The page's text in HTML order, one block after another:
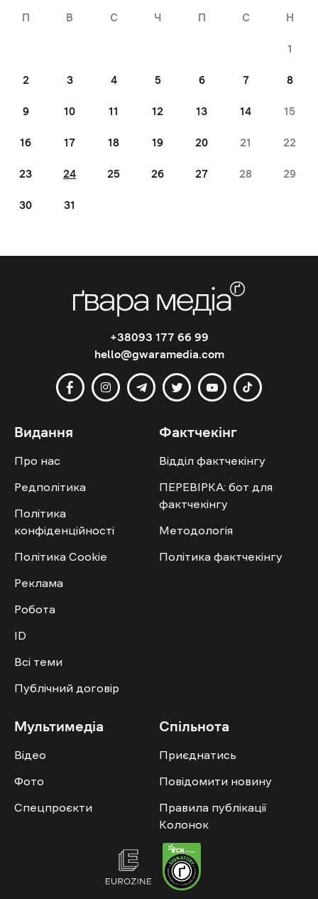
П В С Ч П С Н
1
2 3 4 5 6 7 8
9 10 11 12 13 14 15
16 17 18 19 20 21 22
23 24 25 26 27 28 29
30 31
+38093 177 66 99
hello@gwaramedia.com
Видання
Про нас
Редполітика
Політика
конфіденційності
Політика Cookie
Реклама
Робота
ID
Всі теми
Публічний договір
Фактчекінг
Відділ фактчекінгу
ПЕРЕВІРКА: бот для
фактчекінгу
Методологія
Політика фактчекінгу
Мультимедіа
Відео
Фото
Спецпроєкти
Спільнота
Приєднатись
Повідомити новину
Правила публікації
Колонок